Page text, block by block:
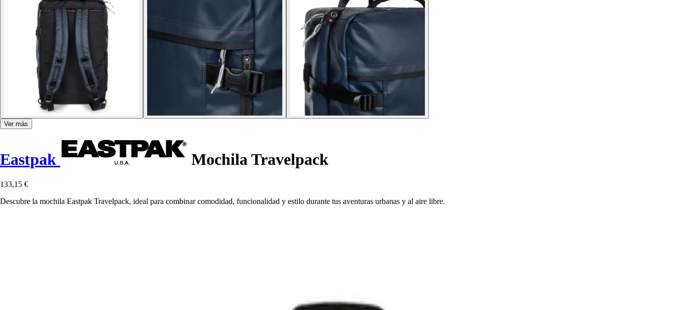
Ver más
Eastpak Mochila Travelpack
133,15 €
Descubre la mochila Eastpak Travelpack, ideal para combinar comodidad, funcionalidad y estilo durante tus aventuras urbanas y al aire libre.